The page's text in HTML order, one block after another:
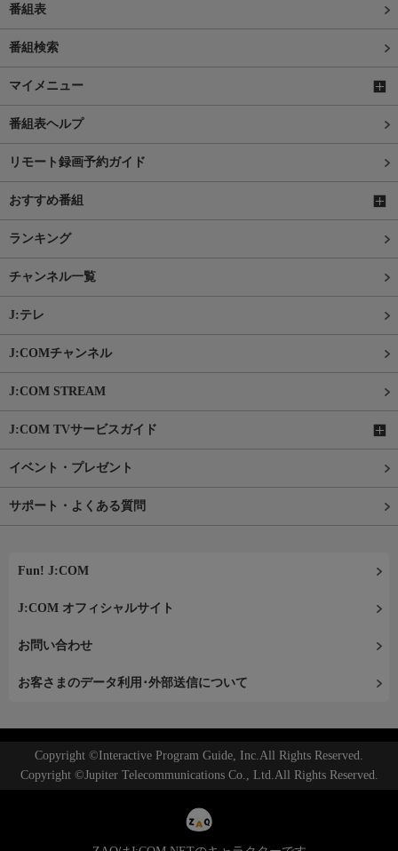
番組表
番組検索
マイメニュー
番組表ヘルプ
リモート録画予約ガイド
おすすめ番組
ランキング
チャンネル一覧
J:テレ
J:COMチャンネル
J:COM STREAM
J:COM TVサービスガイド
イベント・プレゼント
サポート・よくある質問
Fun! J:COM
J:COM オフィシャルサイト
お問い合わせ
お客さまのデータ利用･外部送信について
Copyright ©Interactive Program Guide, Inc.All Rights Reserved.
Copyright ©Jupiter Telecommunications Co., Ltd.All Rights Reserved.